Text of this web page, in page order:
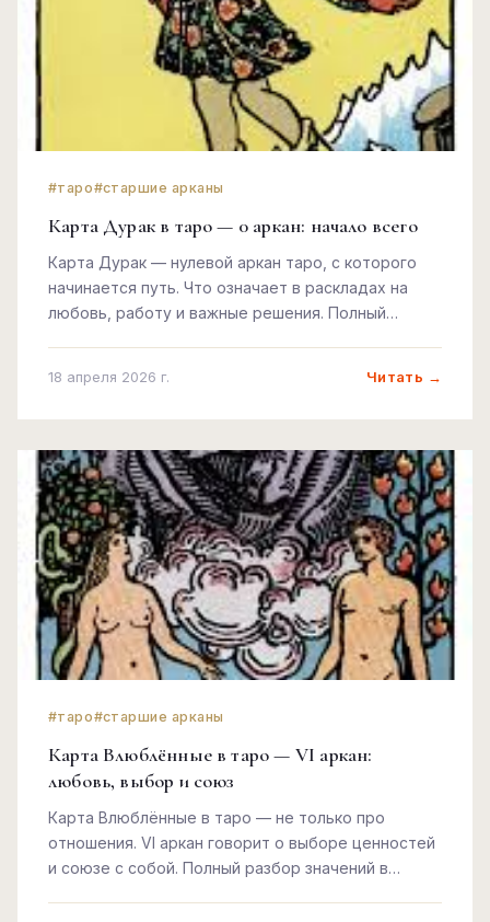
#таро#старшие арканы
Карта Дурак в таро — 0 аркан: начало всего
Карта Дурак — нулевой аркан таро, с которого
начинается путь. Что означает в раскладах на
любовь, работу и важные решения. Полный
18 апреля 2026 г. Читать →
#таро#старшие арканы
Карта Влюблённые в таро — VI аркан:
любовь, выбор и союз
Карта Влюблённые в таро — не только про
отношения. VI аркан говорит о выборе ценностей
и союзе с собой. Полный разбор значений в